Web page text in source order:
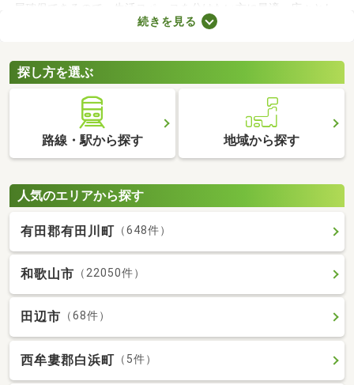
屋確保できるので、生活スペースを分けたい方に最適。広々とし
たLDKの物件を選べば、ゆったりとくつろげる理想のお部屋に住
えるお部屋を見つけてくださいね。
続きを見る
探し方を選ぶ
路線・駅から探す 地域から探す
人気のエリアから探す
有田郡有田川町 （648件）
和歌山市 （22050件）
田辺市 （68件）
西牟婁郡白浜町 （5件）